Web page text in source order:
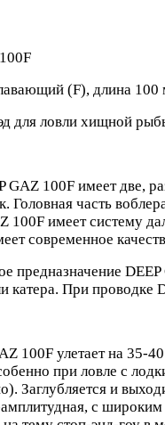
(F), длина 100
для ловли хищной
GAZ 100F имеет две,
Головная часть
100F имеет систему
современное
предназначение
При проводке
100F улетает на 35-
при ловле с
Заглубляется и
с